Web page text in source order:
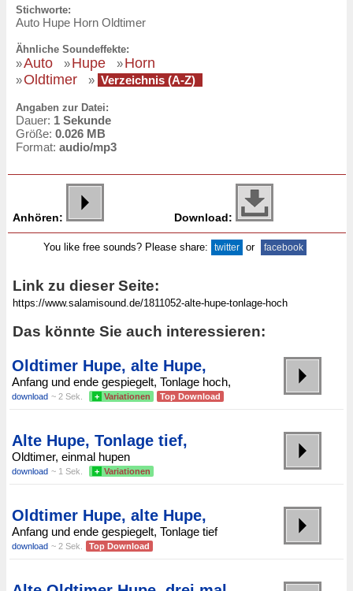
Stichworte:
Auto Hupe Horn Oldtimer
Ähnliche Soundeffekte:
»Auto »Hupe »Horn
»Oldtimer » Verzeichnis (A-Z)
Angaben zur Datei:
Dauer: 1 Sekunde
Größe: 0.026 MB
Format: audio/mp3
Anhören: Download:
You like free sounds? Please share: twitter or facebook
Link zu dieser Seite:
Das könnte Sie auch interessieren:
Oldtimer Hupe, alte Hupe,
Anfang und ende gespiegelt, Tonlage hoch,
download ~ 2 Sek. + Variationen Top Download
Alte Hupe, Tonlage tief,
Oldtimer, einmal hupen
download ~ 1 Sek. + Variationen
Oldtimer Hupe, alte Hupe,
Anfang und ende gespiegelt, Tonlage tief
download ~ 2 Sek. Top Download